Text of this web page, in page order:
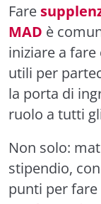
Fare
MAD è
iniziare a
utili per
la porta di
ruolo a tutti
Non solo:
stipendio,
punti per fare